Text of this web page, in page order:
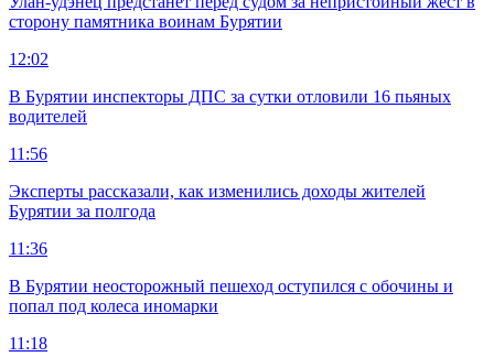
сторону памятника воинам Бурятии
12:02
В Бурятии инспекторы ДПС за сутки отловили 16 пьяных
водителей
11:56
Эксперты рассказали, как изменились доходы жителей
Бурятии за полгода
11:36
В Бурятии неосторожный пешеход оступился с обочины и
попал под колеса иномарки
11:18